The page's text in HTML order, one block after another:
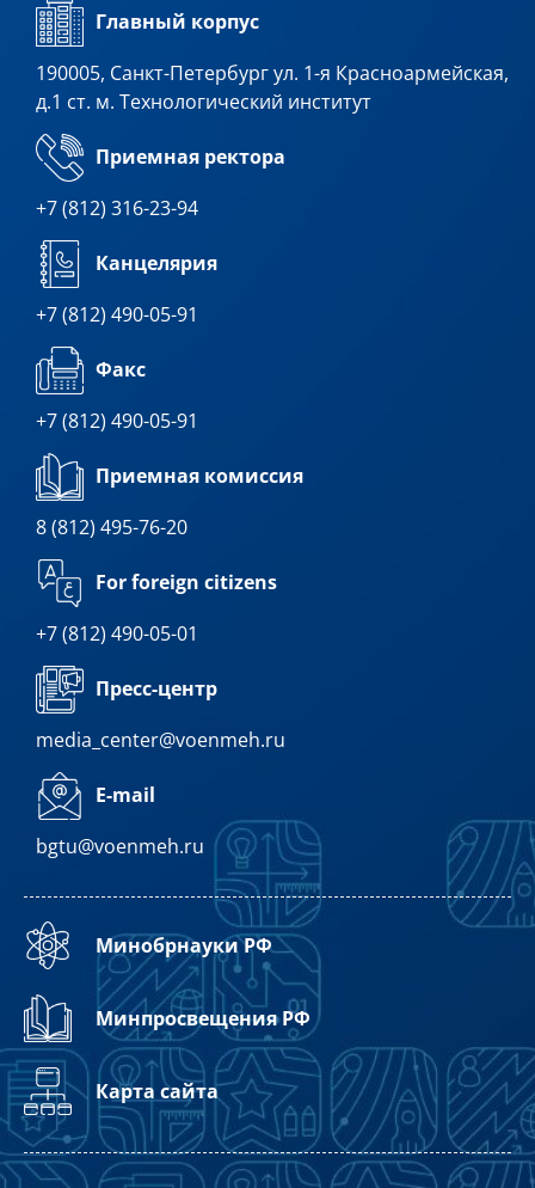
Главный корпус
190005, Санкт-Петербург ул. 1-я Красноармейская,
д.1 ст. м. Технологический институт
Приемная ректора
+7 (812) 316-23-94
Канцелярия
+7 (812) 490-05-91
Факс
+7 (812) 490-05-91
Приемная комиссия
8 (812) 495-76-20
For foreign citizens
+7 (812) 490-05-01
Пресс-центр
media_center@voenmeh.ru
E-mail
bgtu@voenmeh.ru
Минобрнауки РФ
Минпросвещения РФ
Карта сайта